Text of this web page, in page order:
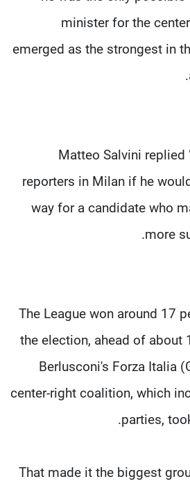
minister for the
emerged as the strongest in
Matteo Salvini replied
reporters in Milan if he
way for a candidate who
more
The League won around 17
the election, ahead of about
Berlusconi's Forza Italia
center-right coalition, which
parties,
That made it the biggest
تواصل معنا
شروط الإسـتخدام
سياسة الخصوصية